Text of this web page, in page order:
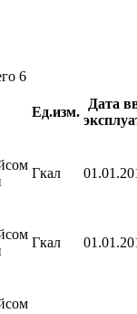
6
Ед.изм.
Дата
Гкал
Гкал